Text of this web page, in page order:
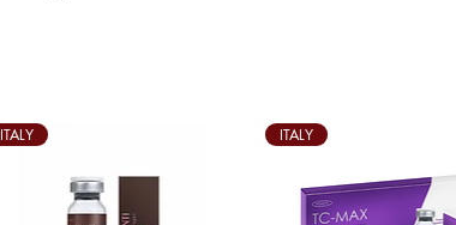
ITALY ITALY